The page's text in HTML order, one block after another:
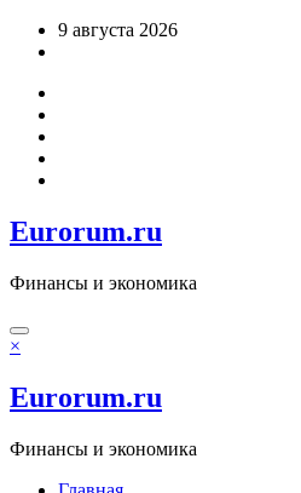
Перейти9 августа 2026
Eurorum.ru
Финансы и экономика
×
Eurorum.ru
Финансы и экономика